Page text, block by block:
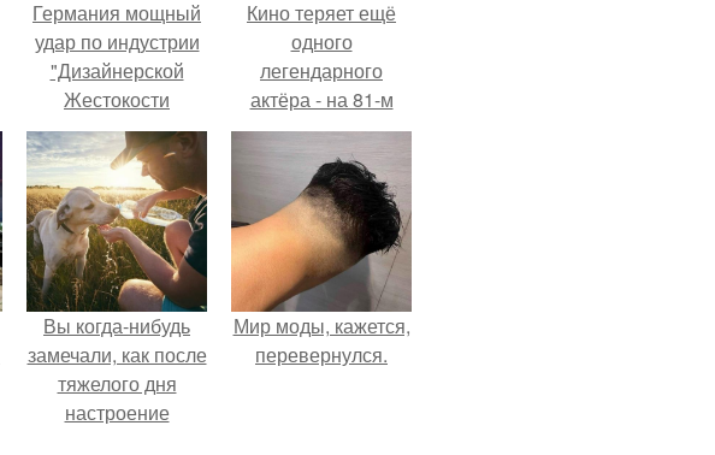
Германия мощный
удар по индустрии
"Дизайнерской
Жестокости
нанесла".
Кино теряет ещё
одного
легендарного
актёра - на 81-м
году жизни не стало
Винсента пасторе.
Вы когда-нибудь
замечали, как после
тяжелого дня
настроение
Мир моды, кажется,
перевернулся.